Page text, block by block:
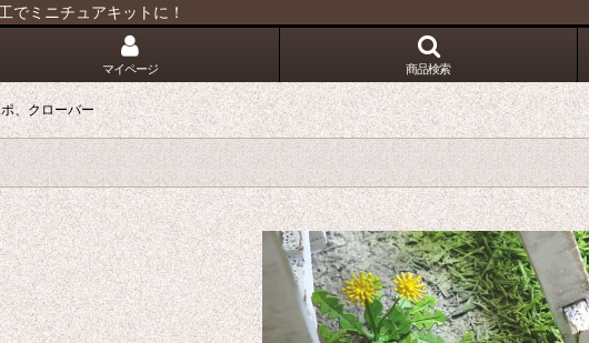
ミニチュアキットに！
マイページ 商品検索
、クローバー